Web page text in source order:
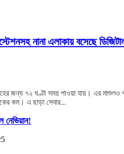
নানা এলাকায় বসেছে
জন্য ৭২ ঘণ্টা সময় পাওয়া যায়। এর মাশুলও
কম। এ ছাড়া সেবার...
নেভিয়ান!